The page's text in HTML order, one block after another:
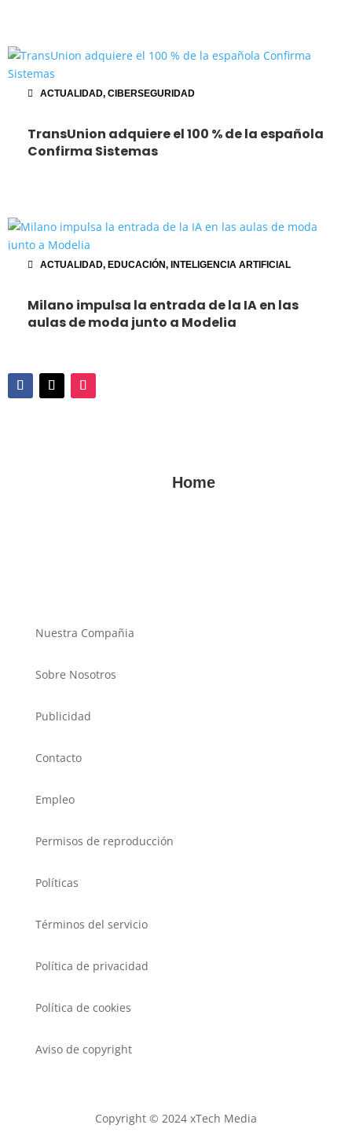
ACTUALIDAD, CIBERSEGURIDAD
TransUnion adquiere el 100 % de la española
Confirma Sistemas
ACTUALIDAD, EDUCACIÓN, INTELIGENCIA ARTIFICIAL
Milano impulsa la entrada de la IA en las
aulas de moda junto a Modelia
Home
Nuestra Compañia
Sobre Nosotros
Publicidad
Contacto
Empleo
Permisos de reproducción
Políticas
Términos del servicio
Política de privacidad
Política de cookies
Aviso de copyright
Copyright © 2024 xTech Media